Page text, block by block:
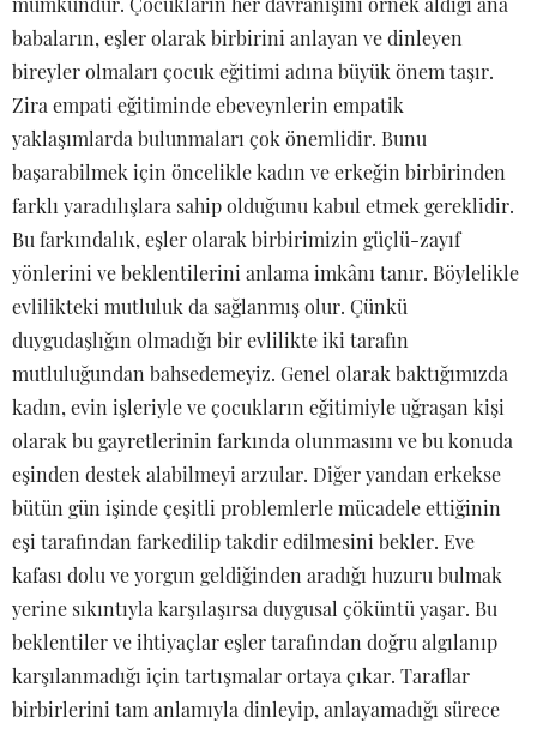
babaların, eşler olarak birbirini anlayan ve dinleyen
bireyler olmaları çocuk eğitimi adına büyük önem taşır.
Zira empati eğitiminde ebeveynlerin empatik
yaklaşımlarda bulunmaları çok önemlidir. Bunu
başarabilmek için öncelikle kadın ve erkeğin birbirinden
farklı yaradılışlara sahip olduğunu kabul etmek gereklidir.
Bu farkındalık, eşler olarak birbirimizin güçlü-zayıf
yönlerini ve beklentilerini anlama imkânı tanır. Böylelikle
evlilikteki mutluluk da sağlanmış olur. Çünkü
duygudaşlığın olmadığı bir evlilikte iki tarafın
mutluluğundan bahsedemeyiz. Genel olarak baktığımızda
kadın, evin işleriyle ve çocukların eğitimiyle uğraşan kişi
olarak bu gayretlerinin farkında olunmasını ve bu konuda
eşinden destek alabilmeyi arzular. Diğer yandan erkekse
bütün gün işinde çeşitli problemlerle mücadele ettiğinin
eşi tarafından farkedilip takdir edilmesini bekler. Eve
kafası dolu ve yorgun geldiğinden aradığı huzuru bulmak
yerine sıkıntıyla karşılaşırsa duygusal çöküntü yaşar. Bu
beklentiler ve ihtiyaçlar eşler tarafından doğru algılanıp
karşılanmadığı için tartışmalar ortaya çıkar. Taraflar
birbirlerini tam anlamıyla dinleyip, anlayamadığı sürece